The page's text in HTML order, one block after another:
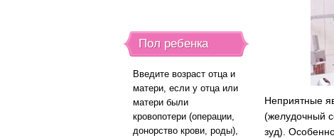
Неприятные
(желудочный
зуд).
Пол ребенка
Введите возраст отца и
матери, если у отца или
матери были
кровопотери (операции,
донорство крови, роды),